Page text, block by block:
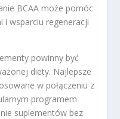
BCAA może pomóc
i wsparciu regeneracji
powinny być
diety. Najlepsze
w połączeniu z
programem
suplementów bez